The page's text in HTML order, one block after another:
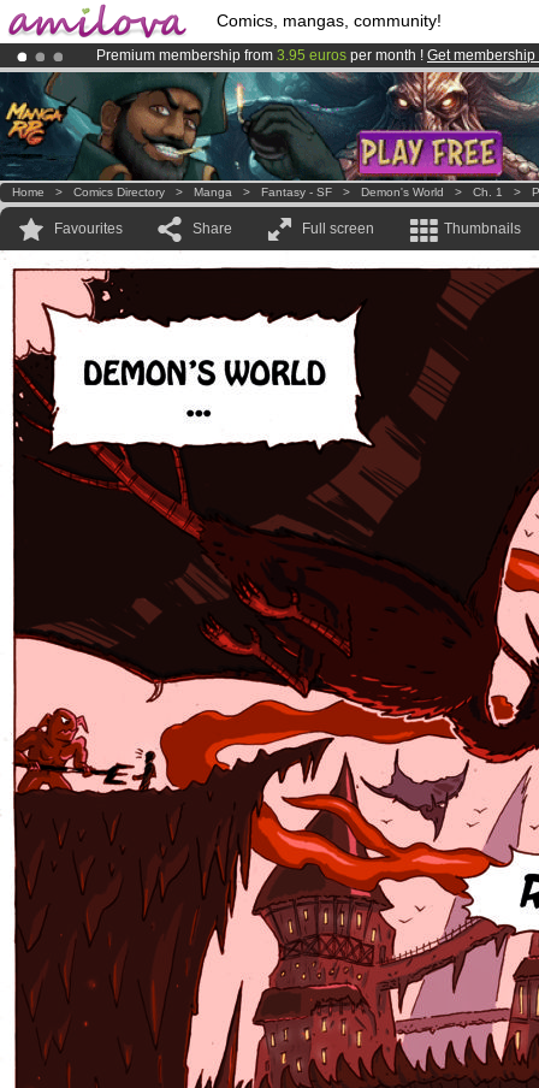
Comics, mangas, community!
Premium membership from 3.95 euros per month ! Get membership
AmilovaKickstarter is now LIVE!.
Already 134393 membersand 1208 comics & mangas!.
Home > Comics Directory > Manga > Fantasy - SF > Demon's World > Ch. 1 >
Favourites Share Full screen Thumbnails